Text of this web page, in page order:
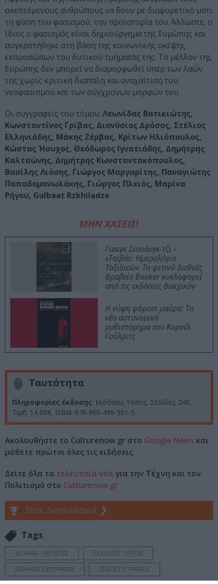
σκεπτόµενους ανθρώπους να δουν µε διαφορετικό µάτι
τη φύση του φασισµού, την προϊστορία του. Άλλωστε, ο
ίδιος ο φασισµός είναι δηµιούργηµα της Ευρώπης και
συγκροτήθηκε στη βάση της κοινωνικής σκέψης
εκπροσώπων του δυτικού τµήµατός της. Το µέλλον της
Ευρώπης δεν µπορεί να διαµορφωθεί υπέρ των λαών
της χωρίς κριτική διαπάλη και αναχαίτιση του
νεοφασισµού και των σύγχρονων µορφών του.
Οι συγγραφείς του τόμου: Λεωνίδας Βατικιώτης,
Κωνσταντίνος Γρίβας, ∆ιονύσιος ∆ρόσος, Στέλιος
Ελληνιάδης, Μάκης Ζέρβας, Κρίτων Ηλιόπουλος,
Κώστας Ήσυχος, Θεόδωρος Ιγνατιάδης, ∆ηµήτρης
Καλτσώνης, ∆ηµήτρης Κωνσταντακόπουλος,
Βασίλης Λιόσης, Γιώργος Μαργαρίτης, Παναγιώτης
Παπαδοµανωλάκης, Γιώργος Πλειός, Μαρίνα
Ρήγου, Gulbaat Rzkhiladze
ΜΗΝ ΧΑΣΕΙΣ!
Γιανγκ Σιουάνγκ-τζι –
«Ταϊβάν: Ημερολόγιο
Ταξιδιού»: Το φετινό Διεθνές
Βραβείο Booker κυκλοφορεί
από τις εκδόσεις Βακχικόν
Η νύφη φόρεσε μαύρα: Το
νέο αστυνομικό
μυθιστόρημα του Κορνέλ
Γούλριτς
Ταυτότητα
Πληροφορίες έκδοσης: Εκδόσεις Τόπος, Σελίδες: 248,
Τιμή: 14,00€, ISBN: 978-960-499-561-5
Ακολουθήστε το Culturenow.gr στο Google News και
μάθετε πρώτοι όλες τις ειδήσεις
Δείτε όλα τα τελευταία νέα για την Τέχνη και τον
Πολιτισμό στο Culturenow.gr
Νέοι Διαγωνισμοί ❯
Tags
ΔΟΚΙΜΙΑ - ΜΕΛΕΤΕΣ
ΕΚΔΟΣΕΙΣ ΤΟΠΟΣ
ΕΛΛΗΝΕΣ ΣΥΓΓΡΑΦΕΙΣ
ΞΕΝΟΙ ΣΥΓΓΡΑΦΕΙΣ